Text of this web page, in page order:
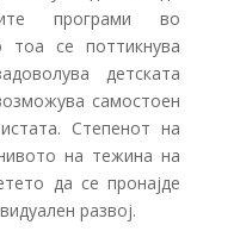
програми во
тоа се поттикнува
детската
самостоен
Степенот на
на тежина на
да се пронајде
развој.